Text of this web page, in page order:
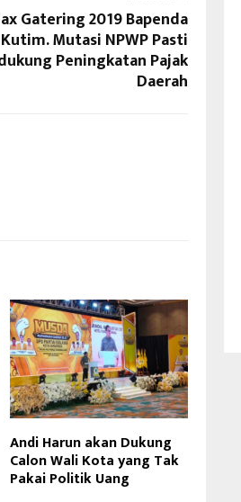
Gatering 2019 Bapenda
Kutim. Mutasi NPWP Pasti
Peningkatan Pajak
Daerah
Andi Harun akan Dukung
Calon Wali Kota yang Tak
Pakai Politik Uang